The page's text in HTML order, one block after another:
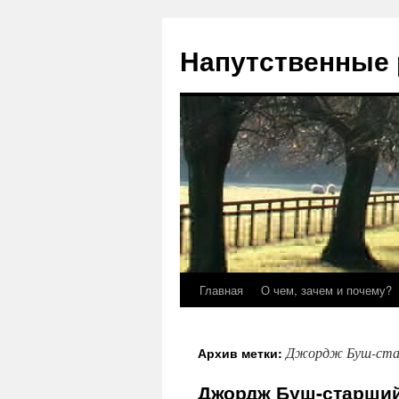
Напутственные
Перейти
содержимому
Главная О чем, зачем и почему?
Архив метки:Джордж Буш-
Джордж Буш-